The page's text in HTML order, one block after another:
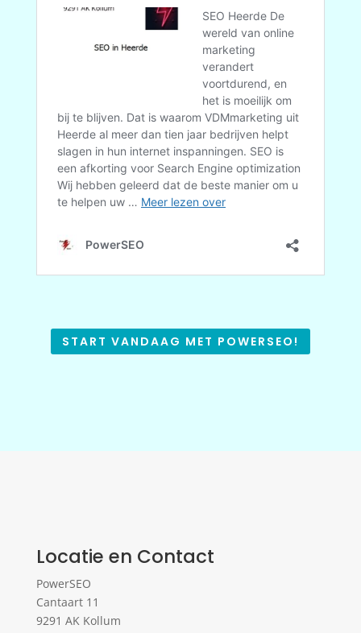
START VANDAAG MET POWERSEO!
Locatie en Contact
PowerSEO
Cantaart 11
9291 AK Kollum